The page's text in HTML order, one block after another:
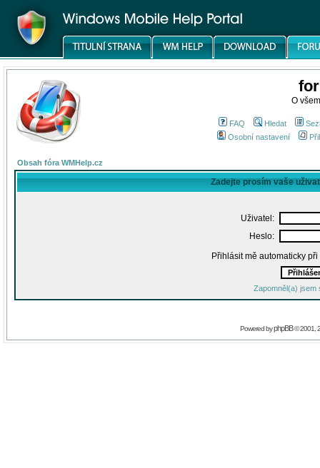
O
FAQ Hledat
Osobní nastavení
Obsah fóra WMHelp.cz
Zadejte prosím vaše
Uživatel:
Heslo:
Přihlásit mě automaticky
Zapomněl(a) jsem
Powered byphpBB© 2001,